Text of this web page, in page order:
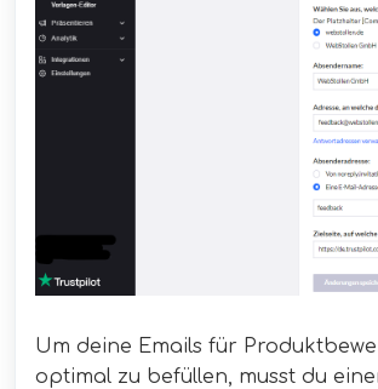
Um deine Emails für
optimal zu befüllen, musst du